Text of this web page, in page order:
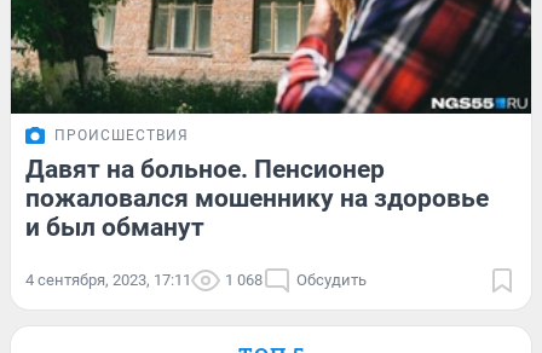
ПРОИСШЕСТВИЯ
Давят на больное. Пенсионер
пожаловался мошеннику на здоровье
и был обманут
4 сентября, 2023, 17:11 1 068 Обсудить